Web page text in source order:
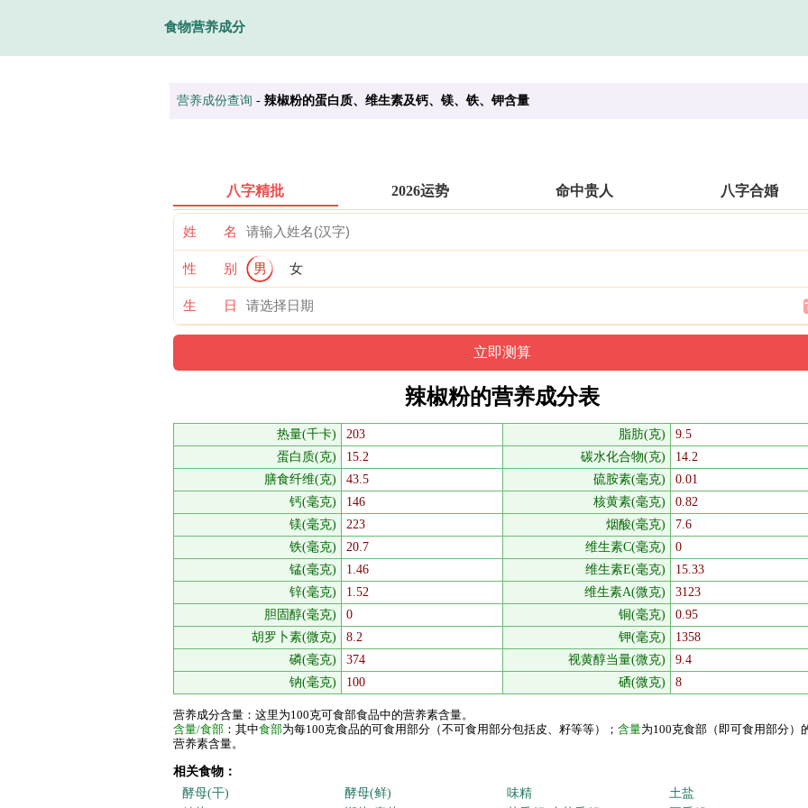
食物营养成分
营养成份查询 - 辣椒粉的蛋白质、维生素及钙、镁、铁、钾含量
八字精批 2026运势 命中贵人 八字合婚
姓 名
性 别 男 女
生 日
辣椒粉的营养成分表
热量(千卡) 203 脂肪(克)
9.5
蛋白质(克)
15.2 碳水化合物(克)
14.2
膳食纤维(克)
43.5 硫胺素(毫克)
0.01
钙(毫克)
146 核黄素(毫克)
0.82
镁(毫克)
223 烟酸(毫克)
7.6
铁(毫克)
20.7 维生素C(毫克)
0
锰(毫克)
1.46 维生素E(毫克)
15.33
锌(毫克)
1.52 维生素A(微克)
3123
胆固醇(毫克)
0 铜(毫克)
0.95
胡罗卜素(微克)
8.2 钾(毫克)
1358
磷(毫克)
374 视黄醇当量(微克)
9.4
钠(毫克)
100 硒(微克) 8
营养成分含量：这里为100克可食部食品中的营养素含量。
含量/食部 ：其中食部为每100克食品的可食用部分（不可食用部分包括皮、籽等等）； 含量为100克食部（即可食用部分）
营养素含量。
相关食物：
酵母(干)
酵母(鲜) 味精
土盐